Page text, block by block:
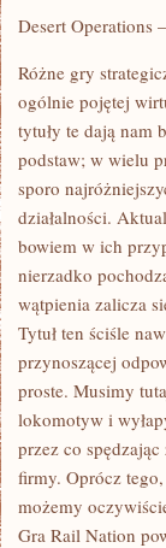
Desert Operations
Różne gry
ogólnie pojętej
tytuły te dają nam
podstaw; w wielu
sporo
działalności.
bowiem w ich
nierzadko
wątpienia zalicza
Tytuł ten ściśle
przynoszącej
proste. Musimy
lokomotyw i
przez co
firmy. Oprócz
możemy
Gra Rail Nation